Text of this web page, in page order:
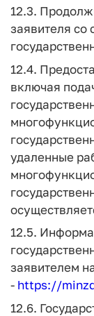
12.3.
заявителя со
12.4.
включая
удаленные
12.5.
заявителем
- https://
12.6.